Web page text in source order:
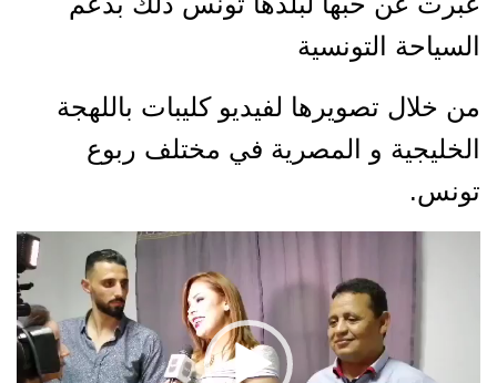
السياحة التونسية
من خلال تصويرها لفيديو كليبات باللهجة
الخليجية و المصرية في مختلف ربوع
تونس.